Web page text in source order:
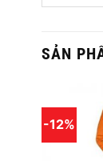
SẢN
-12%